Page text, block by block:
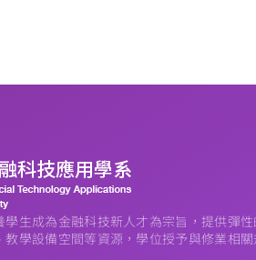
生成為金融科技新人才為宗旨，提供彈
學設備空間等資源，學位授予與修業相